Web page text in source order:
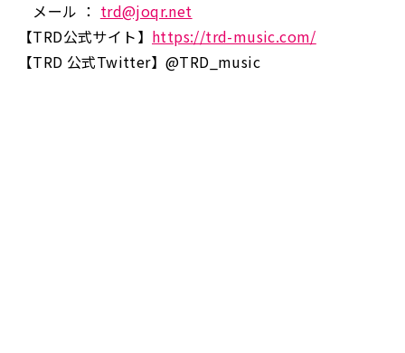
メール ： trd@joqr.net
【TRD公式サイト】 https://trd-music.com/
【TRD 公式Twitter】@TRD_music